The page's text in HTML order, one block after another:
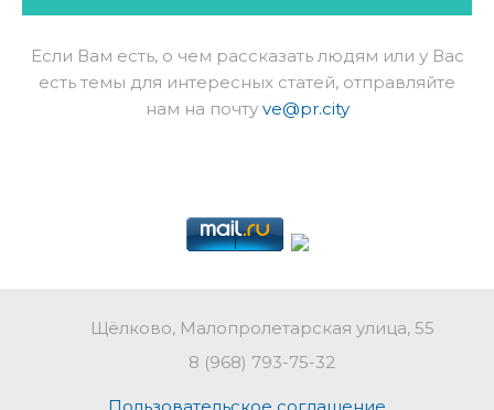
Если Вам есть, о чем рассказать людям или у Вас
есть темы для интересных статей, отправляйте
нам на почту ve@pr.city
Щёлково, Малопролетарская улица, 55
8 (968) 793-75-32
Пользовательское соглашение